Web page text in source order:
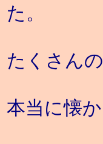
た。
たくさん
本当に懐